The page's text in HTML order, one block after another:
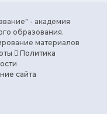
- академия
образования.
материалов
Политика
сайта